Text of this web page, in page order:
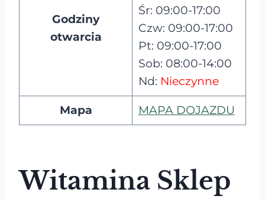
Godziny
otwarcia
Śr: 09:00-17:00
Czw: 09:00-17:00
Pt: 09:00-17:00
Sob: 08:00-14:00
Nd: Nieczynne
Mapa MAPA DOJAZDU
Witamina Sklep